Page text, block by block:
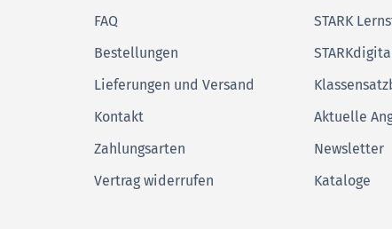
FAQ
Bestellungen
Lieferungen und Versand
Kontakt
Zahlungsarten
Vertrag widerrufen
STARK
Aktuelle
Newsletter
Kataloge